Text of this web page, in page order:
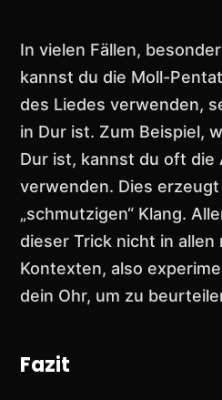
In vielen Fällen,
kannst du die Moll-
des Liedes verwenden,
in Dur ist. Zum Beispiel,
Dur ist, kannst du oft
verwenden. Dies
„schmutzigen“ Klang.
dieser Trick nicht in allen
Kontexten, also
dein Ohr, um zu
Fazit